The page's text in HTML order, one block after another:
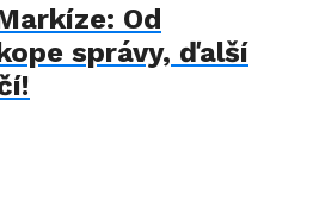
Od
správy, ďalší